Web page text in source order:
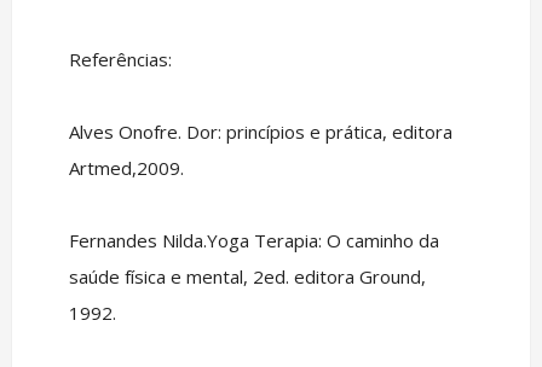
Referências:
Alves Onofre. Dor: princípios e prática, editora
Artmed,2009.
Fernandes Nilda.Yoga Terapia: O caminho da
saúde física e mental, 2ed. editora Ground,
1992.